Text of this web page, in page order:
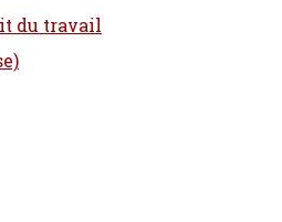
du travail